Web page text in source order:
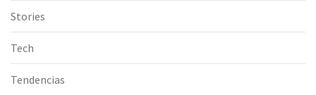
Stories
Tech
Tendencias